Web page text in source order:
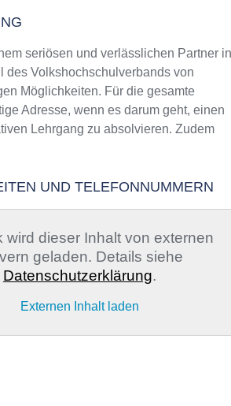
seriösen und verlässlichen Partner in
des Volkshochschulverbands von
Möglichkeiten. Für die gesamte
Adresse, wenn es darum geht, einen
Lehrgang zu absolvieren. Zudem
UND TELEFONNUMMERN
wird dieser Inhalt von externen
geladen. Details siehe
Datenschutzerklärung.
Externen Inhalt laden